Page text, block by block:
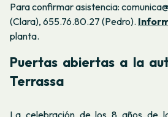
Para confirmar asistencia:
(Clara), 655.76.80.27 (Pedro).
planta.
Puertas abiertas a la
Terrassa
La celebración de los 8 años de